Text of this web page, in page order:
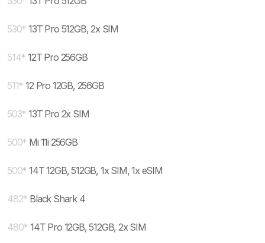
530* 13T Pro 512GB, 2x SIM
514* 12T Pro 256GB
511* 12 Pro 12GB, 256GB
503* 13T Pro 2x SIM
500* Mi 11i 256GB
500* 14T 12GB, 512GB, 1x SIM, 1x eSIM
482* Black Shark 4
480* 14T Pro 12GB, 512GB, 2x SIM